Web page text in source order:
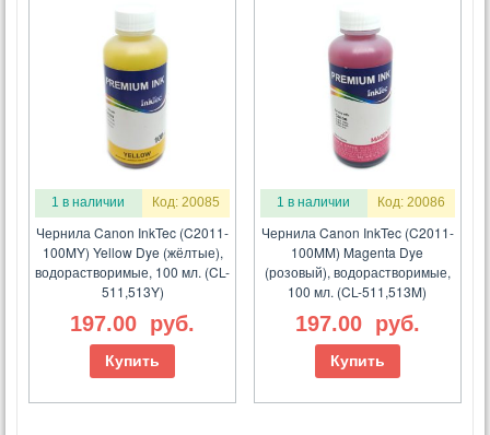
1 в наличии Код: 20085
Чернила Canon InkTec (C2011-
100MY) Yellow Dye (жёлтые),
водорастворимые, 100 мл. (CL-
511,513Y)
197.00 руб.
Купить
1 в наличии Код: 20086
Чернила Canon InkTec (C2011-
100MM) Magenta Dye
(розовый), водорастворимые,
100 мл. (CL-511,513M)
197.00 руб.
Купить